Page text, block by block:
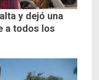
y dejó una
a todos los